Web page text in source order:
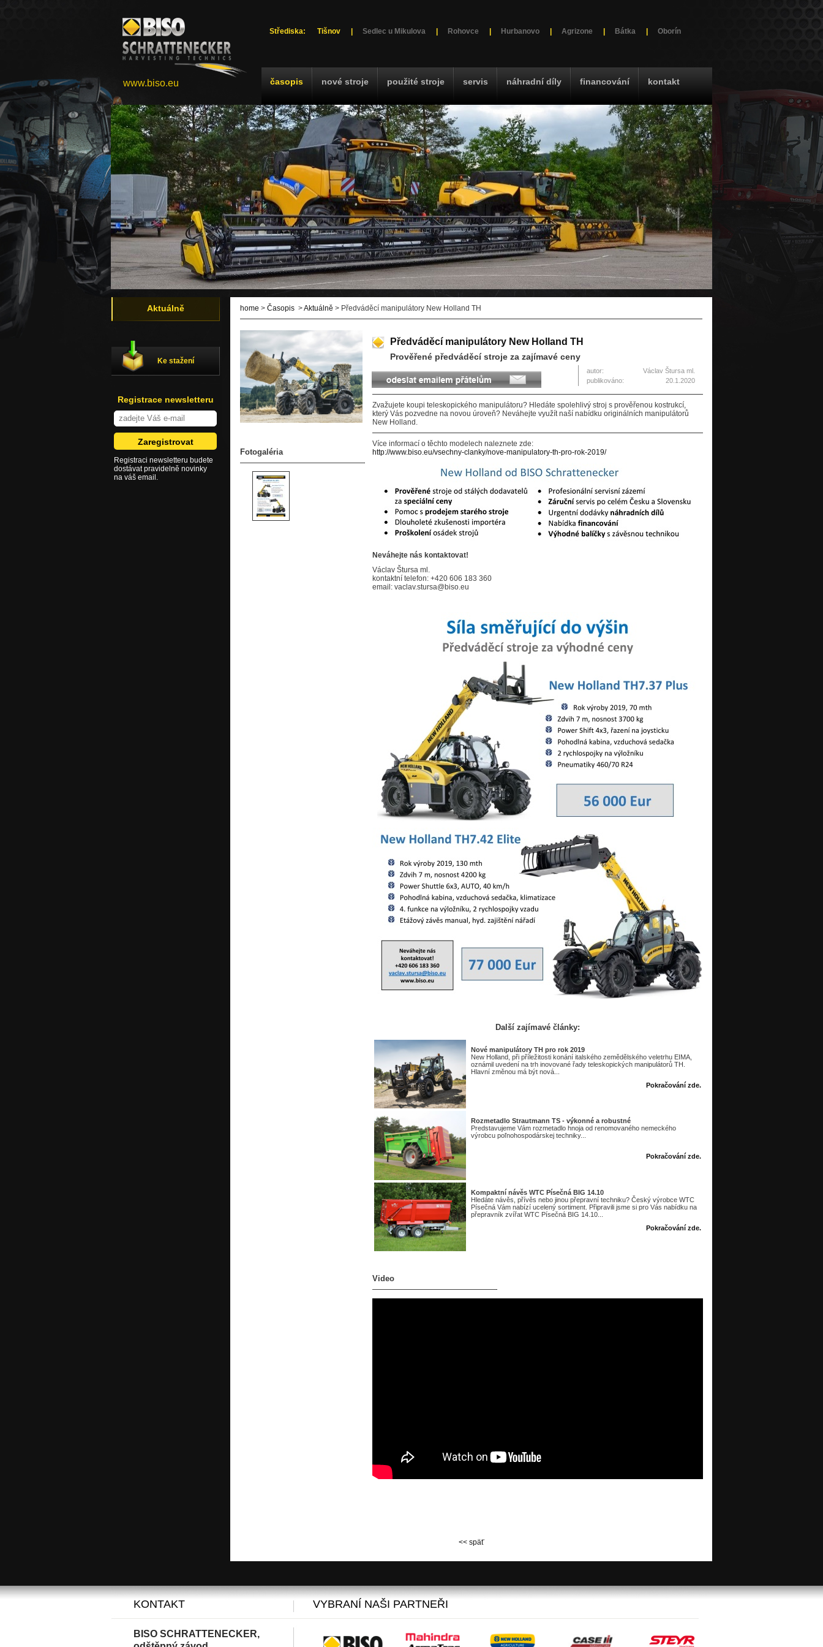
Střediska: Tišnov Sedlec u Mikulova Rohovce Hurbanovo Agrizone Bátka Oborín
časopis nové stroje použité stroje servis náhradní díly financování kontakt
www.biso.eu
home > Časopis >Aktuálně > Předváděcí manipulátory New Holland TH
Předváděcí manipulátory New Holland TH
Prověřené předváděcí stroje za zajímavé ceny
autor:
Václav Štursa ml.
publikováno:
20.1.2020
Zvažujete koupi teleskopického manipulátoru? Hledáte spolehlivý stroj s prověřenou kostrukcí,
který Vás pozvedne na novou úroveň? Neváhejte využít naší nabídku originálních manipulátorů
New Holland.
Více informací o těchto modelech naleznete zde:
http://www.biso.eu/vsechny-clanky/nove-manipulatory-th-pro-rok-2019/
Neváhejte nás kontaktovat!
Václav Štursa ml.
kontaktní telefon: +420 606 183 360
email: vaclav.stursa@biso.eu
Další zajímavé články:
Nové manipulátory TH pro rok 2019
New Holland, při příležitosti konání italského zemědělského veletrhu EIMA,
oznámil uvedení na trh inovované řady teleskopických manipulátorů TH.
Hlavní změnou má být nová...
Pokračování zde.
Rozmetadlo Strautmann TS - výkonné a robustné
Predstavujeme Vám rozmetadlo hnoja od renomovaného nemeckého
výrobcu poľnohospodárskej techniky...
Pokračování zde.
Kompaktní návěs WTC Písečná BIG 14.10
Hledáte návěs, přívěs nebo jinou přepravní techniku? Český výrobce WTC
Písečná Vám nabízí ucelený sortiment. Připravili jsme si pro Vás nabídku na
přepravník zvířat WTC Písečná BIG 14.10...
Pokračování zde.
Video
Fotogaléria
<< späť
Aktuálně
Ke stažení
Registrace newsletteru
Registraci newsletteru budete
dostávat pravidelně novinky
na váš email.
KONTAKT
BISO SCHRATTENECKER,
VYBRANÍ NAŠI PARTNEŘI